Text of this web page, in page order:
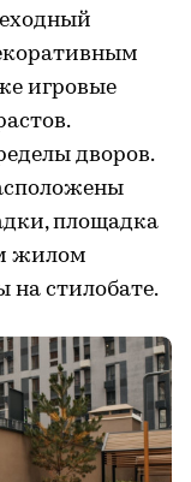
игровые
дворов.
площадка
жилом
на стилобате.